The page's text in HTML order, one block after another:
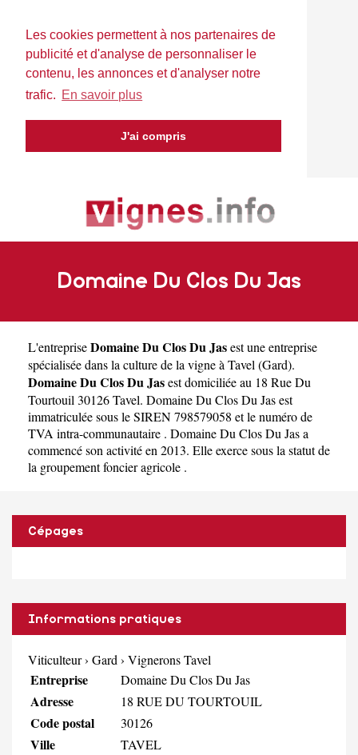
Les cookies permettent à nos partenaires de
publicité et d'analyse de personnaliser le
contenu, les annonces et d'analyser notre
trafic. En savoir plus
J'ai compris
Domaine Du Clos Du Jas
L'entrepriseDomaine Du Clos Du Jasest uneentreprise
spécialisée dans la culture de la vigne à Tavel (Gard).
Domaine Du Clos Du Jasest domiciliée au 18 Rue Du
Tourtouil 30126 Tavel. Domaine Du Clos Du Jas est
immatriculée sous le SIREN 798579058 et le numéro de
TVA intra-communautaire . Domaine Du Clos Du Jas a
commencé son activité en 2013. Elle exerce sous la statut de
la groupement foncier agricole .
Cépages
Informations pratiques
Viticulteur› Gard › Vignerons Tavel
Entreprise Domaine Du Clos Du Jas
Adresse 18 RUE DU TOURTOUIL
Code postal 30126
Ville TAVEL